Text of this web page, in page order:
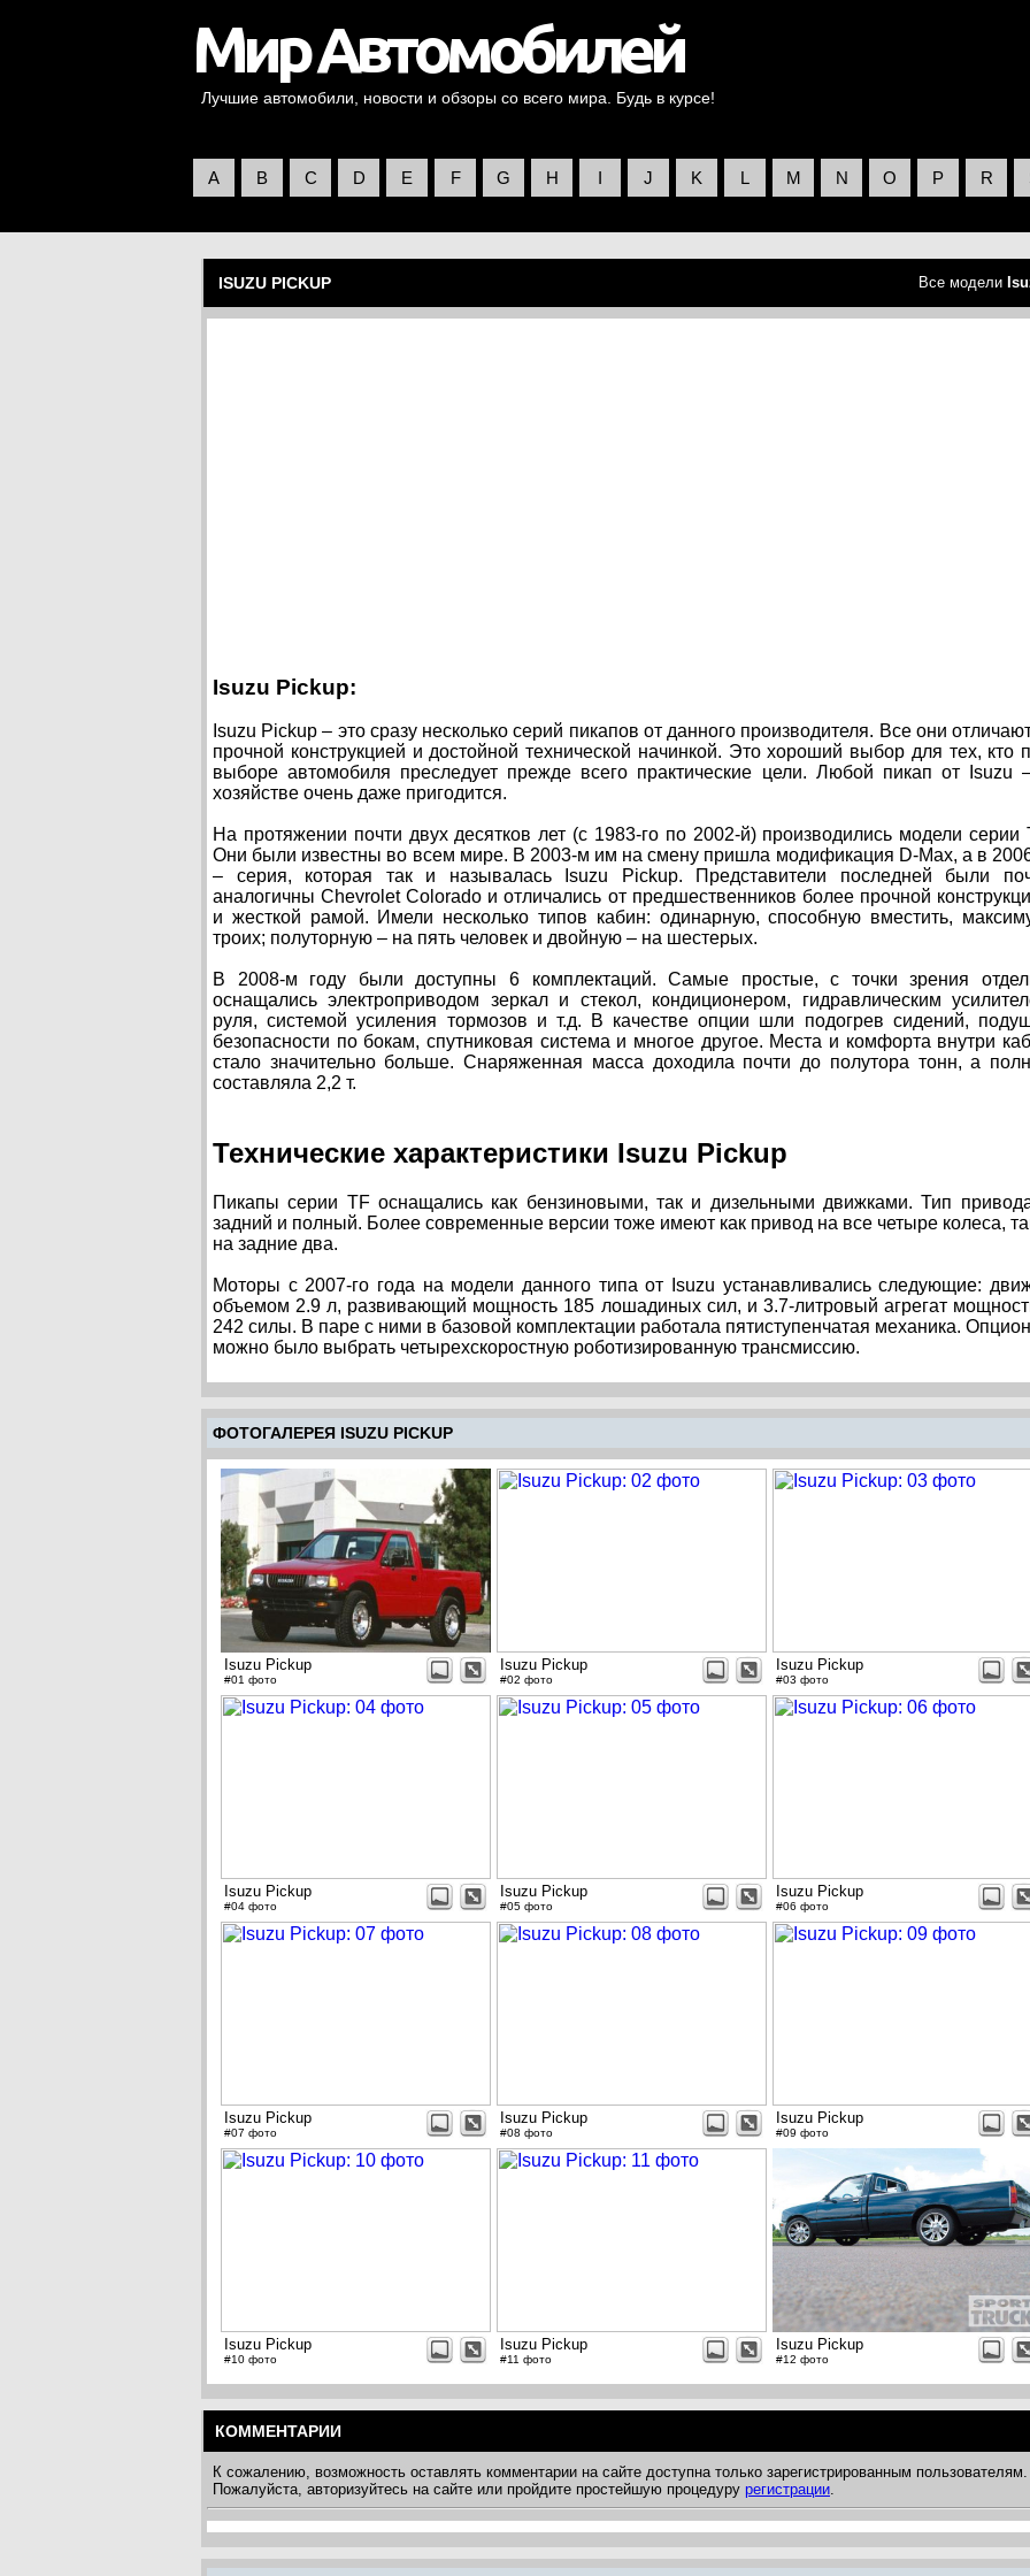
Лучшие автомобили, новости и обзоры со всего мира. Будь в курсе!
A B C D E F G H I J K L M N O P R
ISUZU PICKUP Все модели
Isuzu Pickup:
Isuzu Pickup – это сразу несколько серий пикапов от данного производителя. Все они
прочной конструкцией и достойной технической начинкой. Это хороший выбор для тех, кто
выборе автомобиля преследует прежде всего практические цели. Любой пикап от Isuzu
хозяйстве очень даже пригодится.
На протяжении почти двух десятков лет (с 1983-го по 2002-й) производились модели серии
Они были известны во всем мире. В 2003-м им на смену пришла модификация D-Мax, а в
– серия, которая так и называлась Isuzu Pickup. Представители последней были
аналогичны Chevrolet Colorado и отличались от предшественников более прочной
и жесткой рамой. Имели несколько типов кабин: одинарную, способную вместить,
троих; полуторную – на пять человек и двойную – на шестерых.
В 2008-м году были доступны 6 комплектаций. Самые простые, с точки зрения
оснащались электроприводом зеркал и стекол, кондиционером, гидравлическим
руля, системой усиления тормозов и т.д. В качестве опции шли подогрев сидений,
безопасности по бокам, спутниковая система и многое другое. Места и комфорта внутри
стало значительно больше. Снаряженная масса доходила почти до полутора тонн, а
составляла 2,2 т.
Технические характеристики Isuzu Pickup
Пикапы серии TF оснащались как бензиновыми, так и дизельными движками. Тип
задний и полный. Более современные версии тоже имеют как привод на все четыре колеса,
на задние два.
Моторы с 2007-го года на модели данного типа от Isuzu устанавливались следующие:
объемом 2.9 л, развивающий мощность 185 лошадиных сил, и 3.7-литровый агрегат
242 силы. В паре с ними в базовой комплектации работала пятиступенчатая механика.
можно было выбрать четырехскоростную роботизированную трансмиссию.
ФОТОГАЛЕРЕЯ ISUZU PICKUP
Isuzu Pickup
#01 фото
Isuzu Pickup
#02 фото
Isuzu Pickup
#03 фото
Isuzu Pickup
#04 фото
Isuzu Pickup
#05 фото
Isuzu Pickup
#06 фото
Isuzu Pickup
#07 фото
Isuzu Pickup
#08 фото
Isuzu Pickup
#09 фото
Isuzu Pickup
#10 фото
Isuzu Pickup
#11 фото
Isuzu Pickup
#12 фото
КОММЕНТАРИИ
К сожалению, возможность оставлять комментарии на сайте доступна только зарегистрированным пользователям.
Пожалуйста, авторизуйтесь на сайте или пройдите простейшую процедуру регистрации.